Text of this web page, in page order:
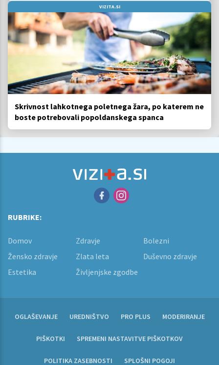
VIZITA.SI
Skrivnost lahkotnega poletnega žara, po katerem ne
boste potrebovali popoldanskega spanca
RUBRIKE:
Domov Zdravje
Bolezni
Žensko zdravje
Zlata leta
Duševno zdravje
Estetika
Življenjske zgodbe
OGLAŠEVANJE UREDNIŠTVO PRO PLUS MODERIRANJE
PIŠKOTKI SPREMENI NASTAVITVE PIŠKOTKOV
POLITIKA ZASEBNOSTI SPLOŠNI POGOJI